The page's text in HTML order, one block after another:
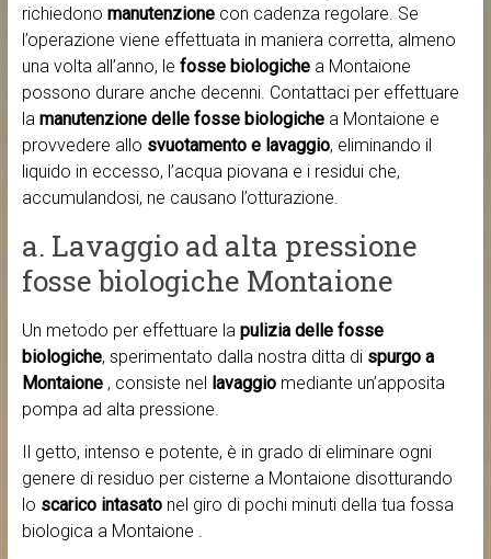
richiedono manutenzionecon cadenza regolare. Se
l’operazione viene effettuata in maniera corretta, almeno
una volta all’anno, le fosse biologichea Montaione
possono durare anche decenni. Contattaci per effettuare
la manutenzione delle fosse biologichea Montaione e
provvedere allo svuotamento e lavaggio, eliminando il
liquido in eccesso, l’acqua piovana e i residui che,
accumulandosi, ne causano l’otturazione.
a. Lavaggio ad alta pressione
fosse biologiche Montaione
Un metodo per effettuare la pulizia delle fosse
biologiche, sperimentato dalla nostra ditta di spurgo a
Montaione , consiste nel lavaggiomediante un’apposita
pompa ad alta pressione.
Il getto, intenso e potente, è in grado di eliminare ogni
genere di residuo per cisterne a Montaione disotturando
lo scarico intasatonel giro di pochi minuti della tua fossa
biologica a Montaione .